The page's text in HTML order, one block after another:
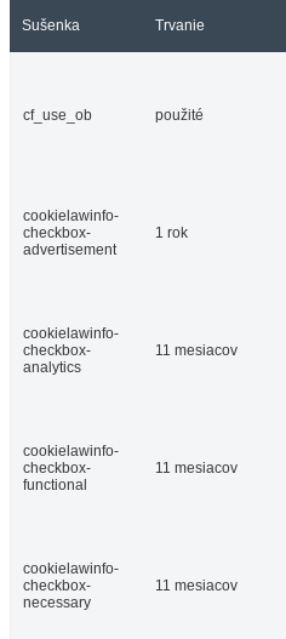
Sušenka Trvanie
cf_use_ob použité
cookielawinfo-
checkbox-
advertisement
1 rok
cookielawinfo-
checkbox-
analytics
11 mesiacov
cookielawinfo-
checkbox-
functional
11 mesiacov
cookielawinfo-
checkbox-
necessary
11 mesiacov